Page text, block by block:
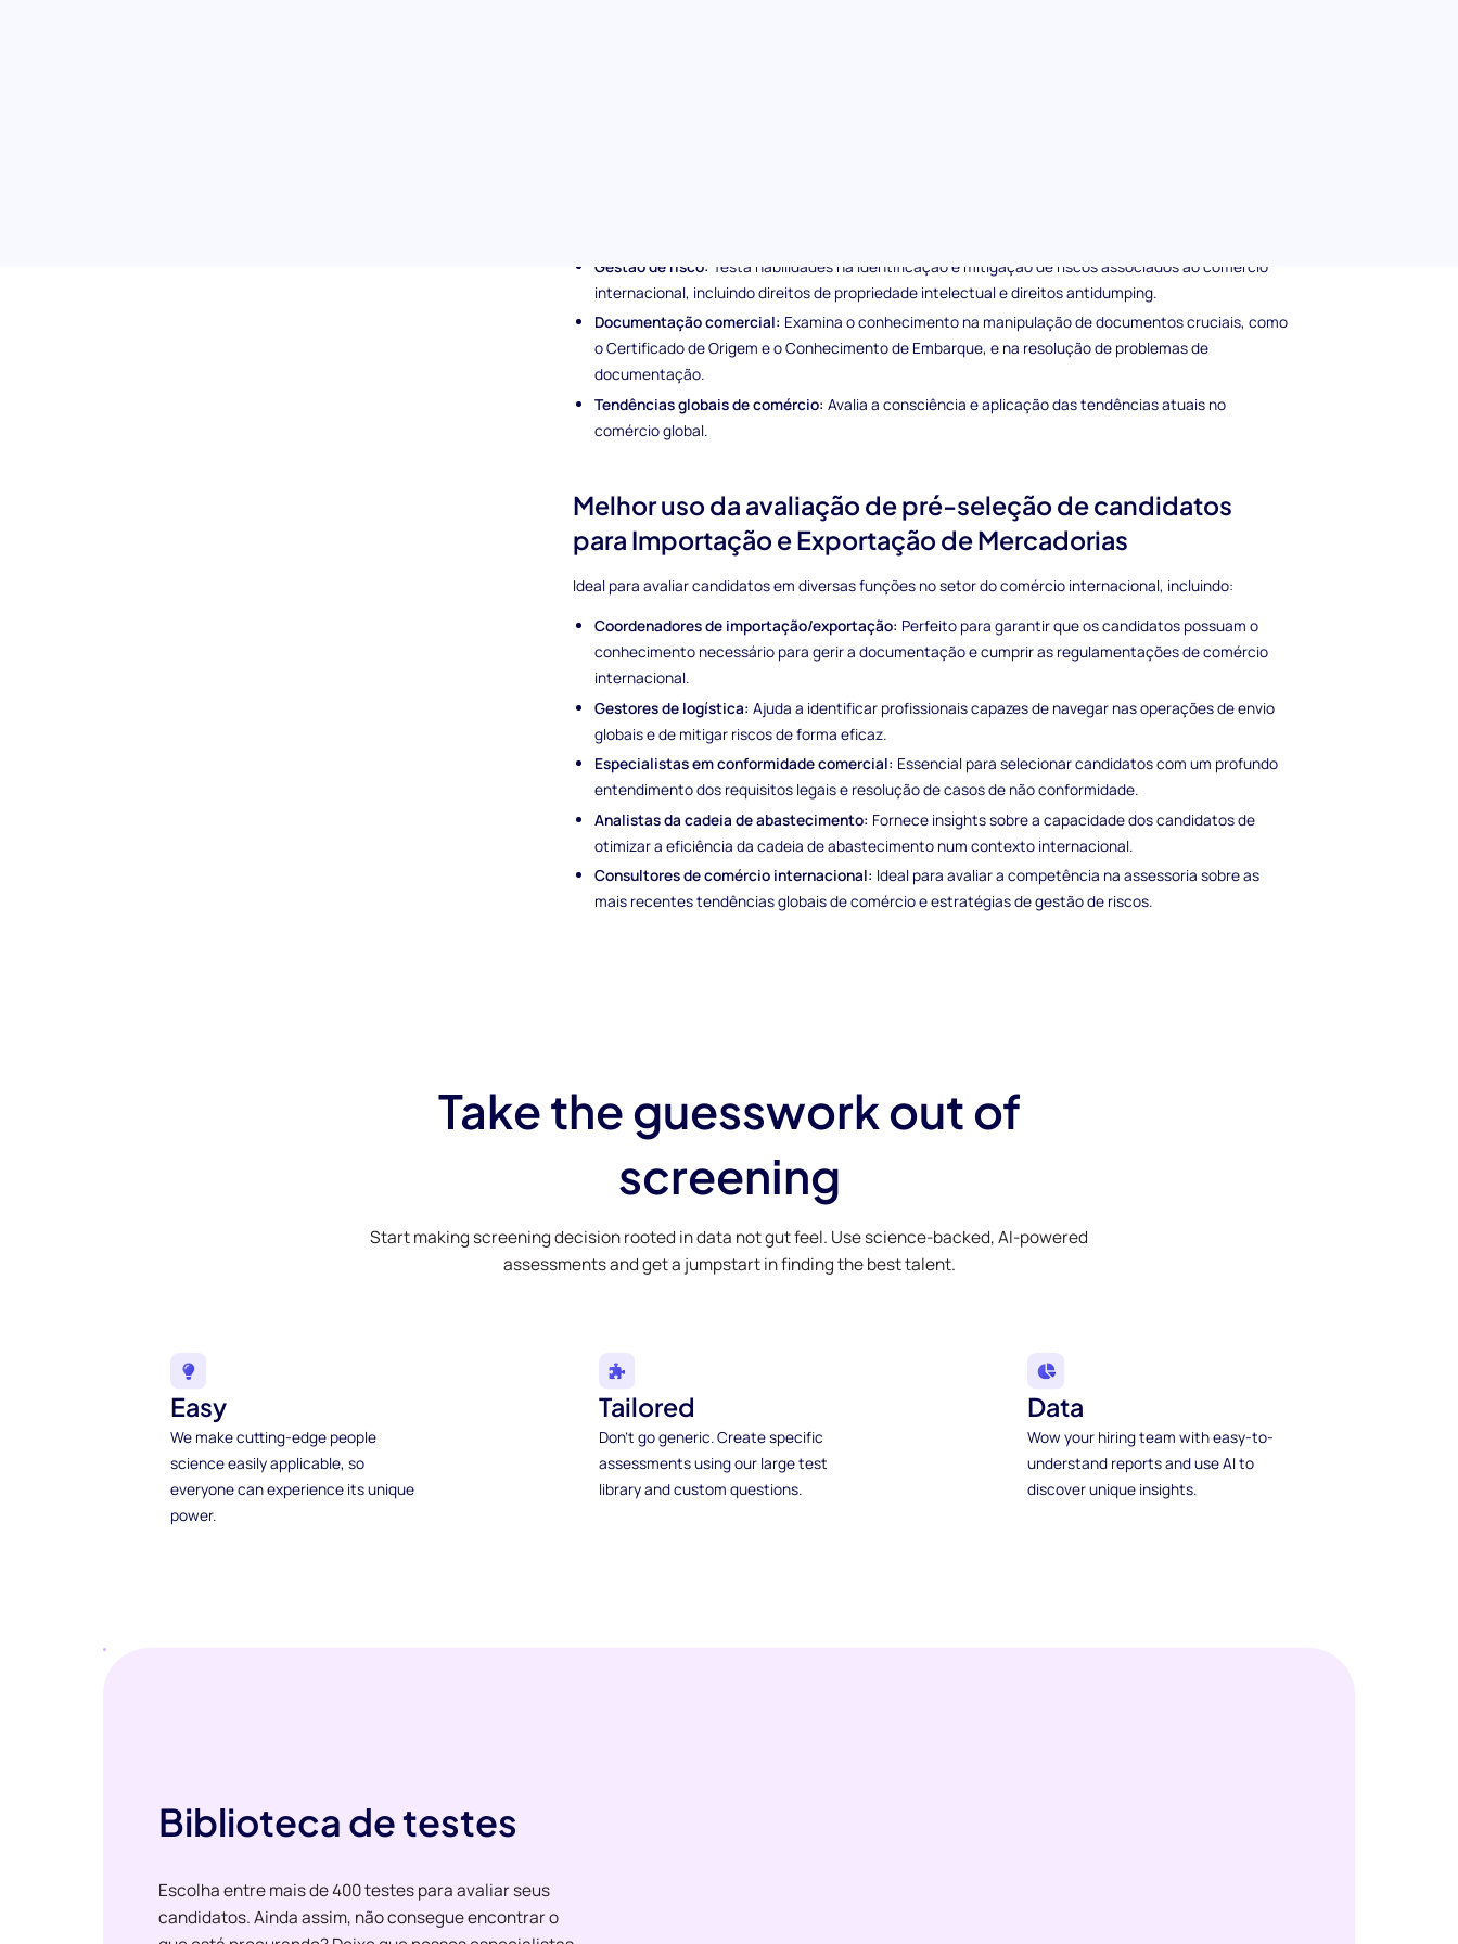
Gestão de risco: Testa habilidades na identificação e mitigação de riscos associados ao comércio
internacional, incluindo direitos de propriedade intelectual e direitos antidumping.
Documentação comercial: Examina o conhecimento na manipulação de documentos cruciais, como
o Certificado de Origem e o Conhecimento de Embarque, e na resolução de problemas de
documentação.
Tendências globais de comércio: Avalia a consciência e aplicação das tendências atuais no
comércio global.
Melhor uso da avaliação de pré-seleção de candidatos
para Importação e Exportação de Mercadorias
Ideal para avaliar candidatos em diversas funções no setor do comércio internacional, incluindo:
Coordenadores de importação/exportação: Perfeito para garantir que os candidatos possuam o
conhecimento necessário para gerir a documentação e cumprir as regulamentações de comércio
internacional.
Gestores de logística: Ajuda a identificar profissionais capazes de navegar nas operações de envio
globais e de mitigar riscos de forma eficaz.
Especialistas em conformidade comercial: Essencial para selecionar candidatos com um profundo
entendimento dos requisitos legais e resolução de casos de não conformidade.
Analistas da cadeia de abastecimento: Fornece insights sobre a capacidade dos candidatos de
otimizar a eficiência da cadeia de abastecimento num contexto internacional.
Consultores de comércio internacional: Ideal para avaliar a competência na assessoria sobre as
mais recentes tendências globais de comércio e estratégias de gestão de riscos.
Take the guesswork out of
screening
Start making screening decision rooted in data not gut feel. Use science-backed, AI-powered
assessments and get a jumpstart in finding the best talent.
Easy
We make cutting-edge people
science easily applicable, so
everyone can experience its unique
power.
Tailored
Don't go generic. Create specific
assessments using our large test
library and custom questions.
Data
Wow your hiring team with easy-to-
understand reports and use AI to
discover unique insights.
Biblioteca de testes
Escolha entre mais de 400 testes para avaliar seus
candidatos. Ainda assim, não consegue encontrar o